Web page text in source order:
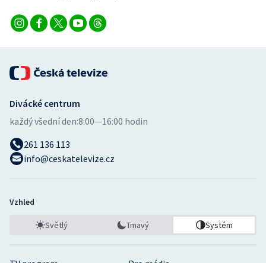
Divácké centrum
každý všední den:8:00—16:00 hodin
261 136 113
info@ceskatelevize.cz
Vzhled
Světlý Tmavý Systém